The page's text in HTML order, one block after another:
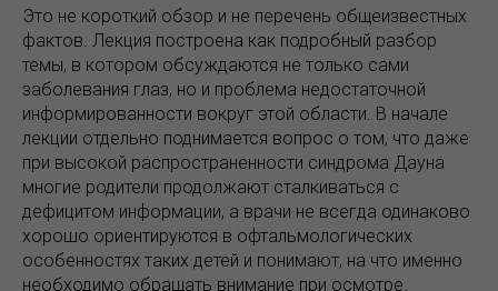
Это не короткий обзор и не перечень общеизвестных
фактов. Лекция построена как подробный разбор
темы, в котором обсуждаются не только сами
заболевания глаз, но и проблема недостаточной
информированности вокруг этой области. В начале
лекции отдельно поднимается вопрос о том, что даже
при высокой распространенности синдрома Дауна
многие родители продолжают сталкиваться с
дефицитом информации, а врачи не всегда одинаково
хорошо ориентируются в офтальмологических
особенностях таких детей и понимают, на что именно
необходимо обращать внимание при осмотре.